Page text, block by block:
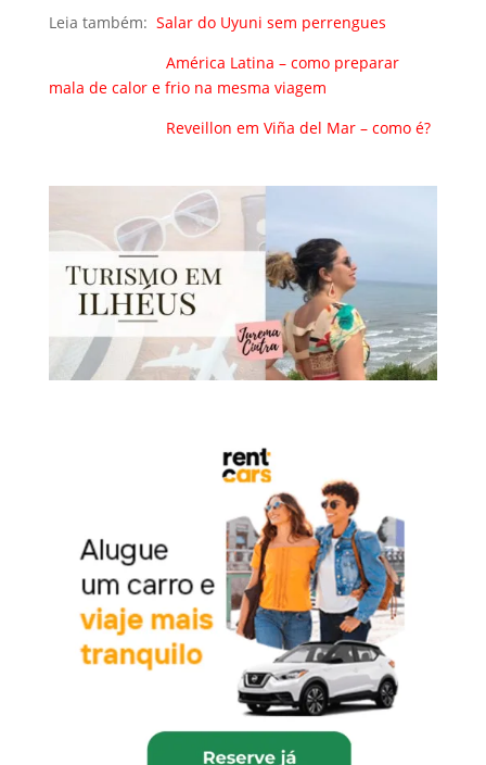
Leia também: Salar do Uyuni sem perrengues
América Latina – como preparar
mala de calor e frio na mesma viagem
Reveillon em Viña del Mar – como é?